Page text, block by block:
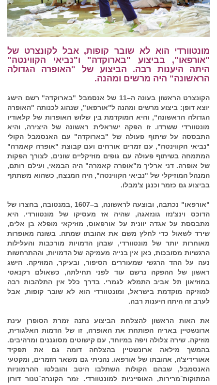
מונטוורדי הוא לא שובר קופות, אבל לקונצרט של
"אורפאו", בביצוע "בארוקדה" ו"נביאי הקווינטה"
היתה היענות רבה. הביצוע של "האופרה הגדולה
הראשונה" היה מרשים ומהנה.
הקונצרט הראשון בעונה ה–11 של אנסמבל "בארוקדה" רשם הישג
יוצא דופן: ביצוע מרשים ומהנה ל"אורפאו", שנהוג לכנותה "האופרה
הגדולה הראשונה", והיא המוקדמת בין שלוש האופרות של קלאודיו
מונטוורדי ששרדו. זו הפקה ישראלית ראשונה של היצירה, והיא
התבססה על שיתוף פעולה של "בארוקדה" עם האנסמבל הקולי
"נביאי הקווינטה", עם זמרים אורחים ועם קבוצת "אופרה קאמרה"
המתמחה בשיתוף פעולה עם גופים מוזיקליים שונים, לצורך הפקות
של אופרה. דני ארליך מ"אופרה קאמרה" היה הבמאי, ועילם רותם,
המנהל המוזיקלי של "נביאי הקווינטה", היה המנצח, כשהוא משתתף
בביצוע גם כזמר וכנגן צ'מבלו.
"אורפאו" נכתבה, ובוצעה לראשונה, ב–1607 ,במנטובה, בחצרו של
הדוכס וינצ'נזו גונזאגה, שהיה אז מעסיקו של מונטוורדי. היא
מתבססת על אגדה יוונית על אורפאוס, מוזיקאי מופלא בן אלים,
שירד לשאול כדי לחלץ משם את אהובתו שמתה. בשונה מאופרות
מאוחרות יותר של מונטוורדי, שבהן הדמויות מורכבות והעלילות
הרגשיות מסובכות, כאן אין בנייה מעמיקה של הדמויות, וההתרחשות
נעה על ההד הרגשי שמעוררים הסיפור, ובעיקר, המוזיקה. הישג
ראשון של ההפקה נרשם עוד לפני תחילתה, כשאולם רקנאטי
במוזיאון תל אביב התמלא לגמרי. בדרך כלל אין התלהבות רבה
למוזיקה מוקדמת בישראל, ומונטוורדי הוא לא שובר קופות, אבל
לערב זה היתה היענות רבה.
את האות הראשון להצלחת הביצוע נתנה זמרת הסופרן עינת
ארונשטיין באריה הפותחת את האופרה, זו של הדמות האלגורית,
מוזיקה. שירה צלולה ויפה במיוחד, עם קישוטים מסוגננים ומרהיבים.
בהמשך מילאה ארונשטיין בהצלחה דומה גם את תפקיד
אאורידיצ'ה, אהובתו של אורפאו. נהניתי גם משאר הזמרים, ומקטעי
האנסמבל, שבהם הקולות השתלבו היטב והובלטו ההרמוניות
המתוקות־מרירות, האופייניות למונטוורדי. זמר הקונרה־טנור דורון